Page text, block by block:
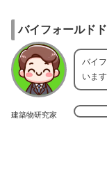
バイフォールド
建築物研究家
バイ
いま